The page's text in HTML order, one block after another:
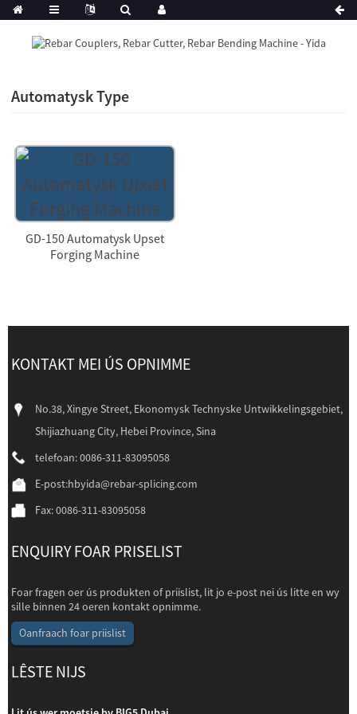
Automatysk Type
GD-150 Automatysk Upset
Forging Machine
KONTAKT MEI ÚS OPNIMME
No.38, Xingye Street, Ekonomysk Technyske Untwikkelingsgebiet,
Shijiazhuang City, Hebei Province, Sina
telefoan: 0086-311-83095058
E-post:hbyida@rebar-splicing.com
Fax: 0086-311-83095058
ENQUIRY FOAR PRISELIST
Foar fragen oer ús produkten of priislist, lit jo e-post nei ús litte en wy
sille binnen 24 oeren kontakt opnimme.
Oanfraach foar priislist
LÊSTE NIJS